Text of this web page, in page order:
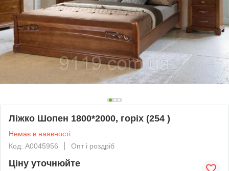
Ліжко Шопен 1800*2000, горіх (254 )
Немає в наявності
Код: А0045956
Опт і роздріб
Ціну уточнюйте